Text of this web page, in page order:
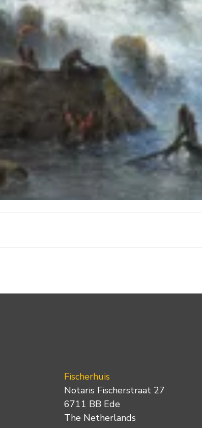
Fischerhuis
Notaris Fischerstraat 27
6711 BB Ede
The Netherlands